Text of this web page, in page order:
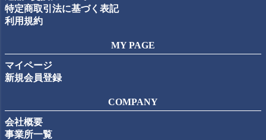
特定商取引法に基づく表記
利用規約
MY PAGE
マイページ
新規会員登録
COMPANY
会社概要
事業所一覧